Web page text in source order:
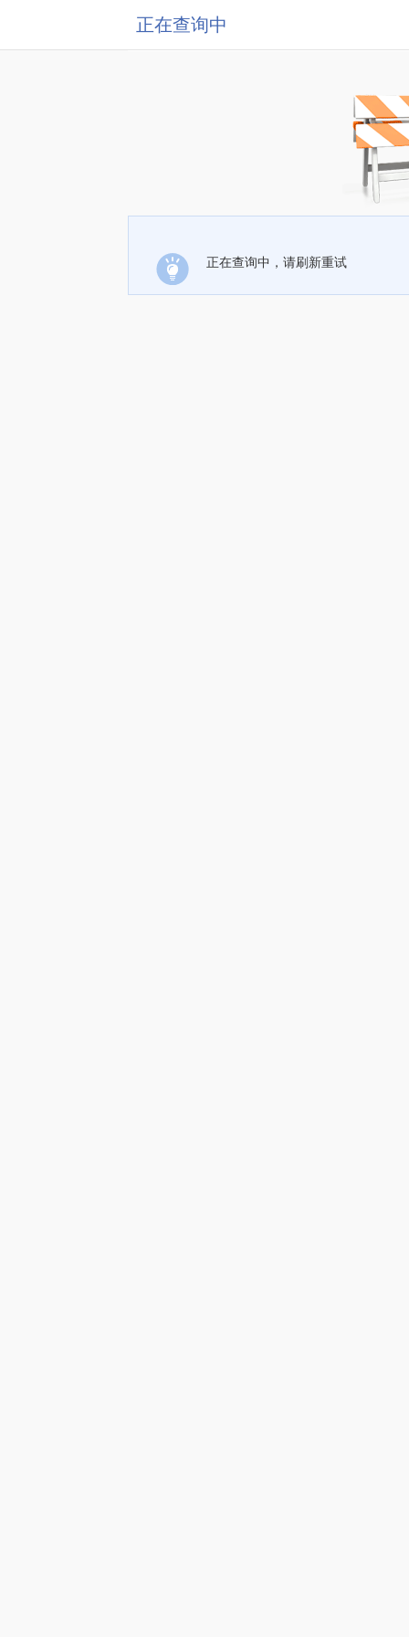
正在查询中
正在查询中，请刷新重试